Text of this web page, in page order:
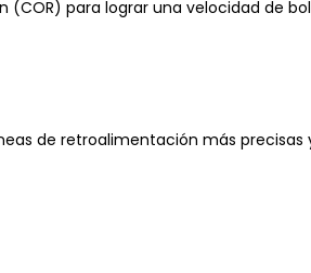
para lograr una velocidad de
de retroalimentación más